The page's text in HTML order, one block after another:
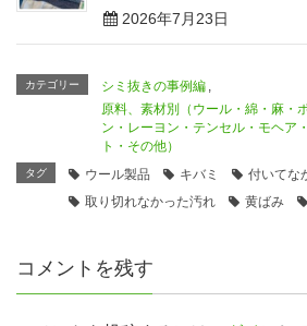
2026年7月23日
カテゴリー シミ抜きの事例編
原料、素材別（ウール・綿・麻・
ン・レーヨン・テンセル・モヘア
ト・その他）
タグ ウール製品 キバミ
付いてな
取り切れなかった汚れ
黄ばみ
コメントを残す